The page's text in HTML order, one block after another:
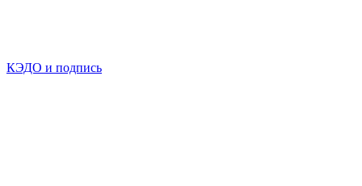
КЭДО и подпись